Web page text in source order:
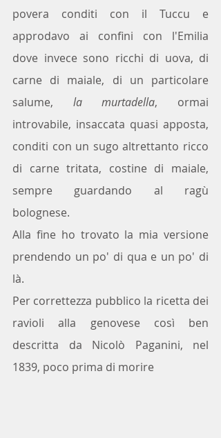
povera conditi con il Tuccu e
approdavo ai confini con l'Emilia
dove invece sono ricchi di uova, di
carne di maiale, di un particolare
salume, la murtadella, ormai
introvabile, insaccata quasi apposta,
conditi con un sugo altrettanto ricco
di carne tritata, costine di maiale,
sempre guardando al ragù
bolognese.
Alla fine ho trovato la mia versione
prendendo un po' di qua e un po' di
là.
Per correttezza pubblico la ricetta dei
ravioli alla genovese così ben
descritta da Nicolò Paganini, nel
1839, poco prima di morire